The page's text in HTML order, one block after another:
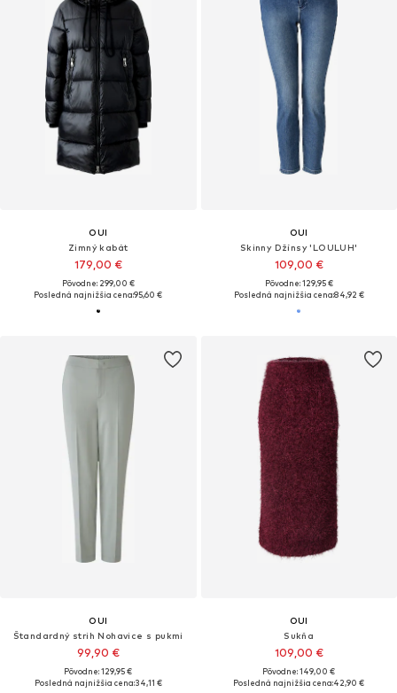
OUI
Zimný kabát
179,00 €
Pôvodne: 299,00 €
Posledná najnižšia cena:95,60 €
OUI
Skinny Džínsy 'LOULUH'
109,00 €
Pôvodne: 129,95 €
Posledná najnižšia cena:84,92 €
OUI
Štandardný strih Nohavice s pukmi
99,90 €
Pôvodne: 129,95 €
Posledná najnižšia cena:34,11 €
OUI
Sukňa
109,00 €
Pôvodne: 149,00 €
Posledná najnižšia cena:42,90 €